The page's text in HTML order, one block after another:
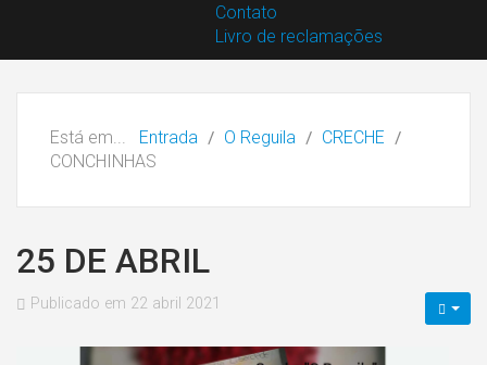
Contato
Livro de reclamações
Está em... Entrada O Reguila
CRECHE
CONCHINHAS
25 DE ABRIL
Publicado em 22 abril 2021